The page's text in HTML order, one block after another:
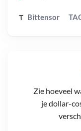
Zie hoeveel
je dollar-
Bittensor